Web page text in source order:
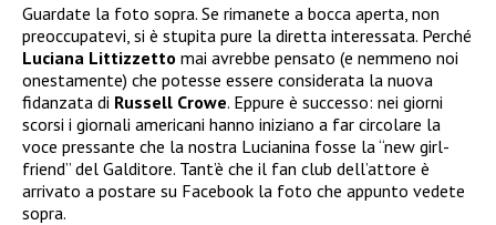
Guardate la foto sopra. Se rimanete a bocca aperta, non
preoccupatevi, si è stupita pure la diretta interessata. Perché
Luciana Littizzetto mai avrebbe pensato (e nemmeno noi
onestamente) che potesse essere considerata la nuova
fidanzata di Russell Crowe. Eppure è successo: nei giorni
scorsi i giornali americani hanno iniziano a far circolare la
voce pressante che la nostra Lucianina fosse la “new girl-
friend” del Galditore. Tant’è che il fan club dell’attore è
arrivato a postare su Facebook la foto che appunto vedete
sopra.